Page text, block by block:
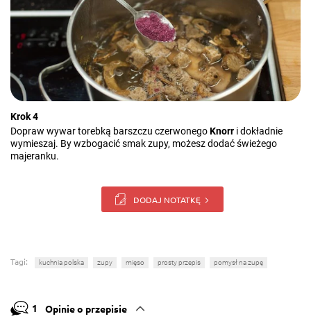
Krok 4
Dopraw wywar torebką barszczu czerwonegoKnorr i dokładnie
wymieszaj. By wzbogacić smak zupy, możesz dodać świeżego
majeranku.
DODAJ NOTATKĘ
Tagi: kuchnia polska zupy mięso prosty przepis pomysł na zupę
1 Opinie o przepisie